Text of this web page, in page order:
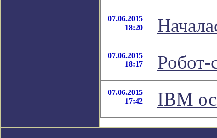
07.06.2015
18:20
07.06.2015
18:17
Робот-
07.06.2015
17:42
IBM